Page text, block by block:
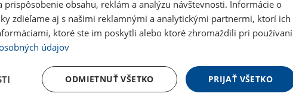
prispôsobenie obsahu, reklám a analýzu návštevnosti. Informácie o
zdieľame aj s našimi reklamnými a analytickými partnermi, ktorí ich
ktoré ste im poskytli alebo ktoré zhromaždili pri používaní
údajov
PRIJAŤ VŠETKO
ODMIETNUŤ VŠETKO